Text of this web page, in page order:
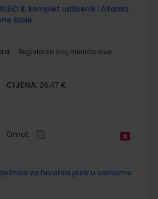
RIJEČI 8; komplet udžbenik i čitanka
škole
Registarski broj ministarstva:
CIJENA: 26,47 €
Omot
za hrvatski jezik u osmome